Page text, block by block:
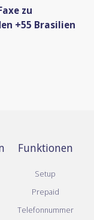
zu
+55 Brasilien
Funktionen
Setup
Prepaid
Telefonnummer